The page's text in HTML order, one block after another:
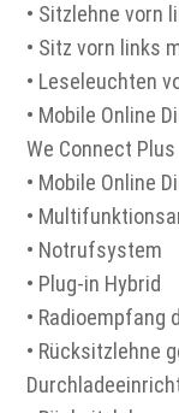
• Sitzlehne vorn
• Sitz vorn links
• Leseleuchten
• Mobile Online
We Connect Plus
• Mobile Online
•
• Notrufsystem
• Plug-in Hybrid
• Radioempfang
• Rücksitzlehne